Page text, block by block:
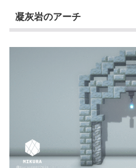
凝灰岩のアーチ